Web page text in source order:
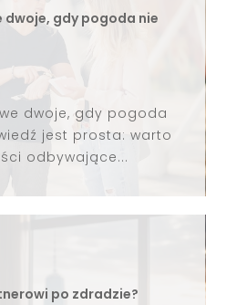
dwoje, gdy pogoda nie
dwoje, gdy pogoda
jest prosta: warto
odbywające...
po zdradzie?